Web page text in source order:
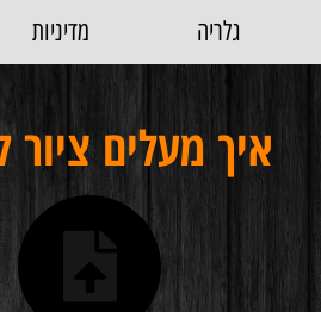
גלריה מדיניות
איך מעלים ציור